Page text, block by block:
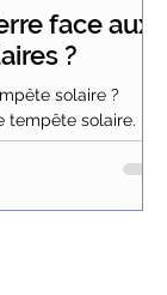
face aux
?
solaire ?
tempête solaire.
lorsque l’activité